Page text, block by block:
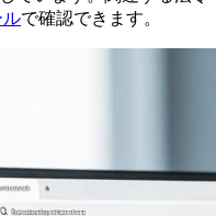
ルで確認できます。